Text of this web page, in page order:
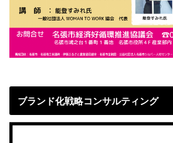
ブランド化戦略コンサルティング